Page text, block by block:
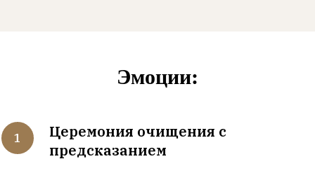
Эмоции:
Церемония очищения с
предсказанием